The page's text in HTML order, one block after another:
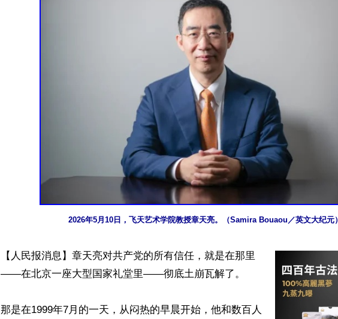
2026年5月10日，飞天艺术学院教授章天亮。（Samira Bouaou／英文大纪元
【人民报消息】章天亮对共产党的所有信任，就是在那里
——在北京一座大型国家礼堂里——彻底土崩瓦解了。
那是在1999年7月的一天，从闷热的早晨开始，他和数百人